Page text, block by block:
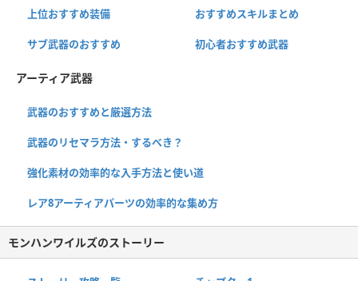
上位おすすめ装備 おすすめスキルまとめ
サブ武器のおすすめ 初心者おすすめ武器
アーティア武器
武器のおすすめと厳選方法
武器のリセマラ方法・するべき？
強化素材の効率的な入手方法と使い道
レア8アーティアパーツの効率的な集め方
モンハンワイルズのストーリー